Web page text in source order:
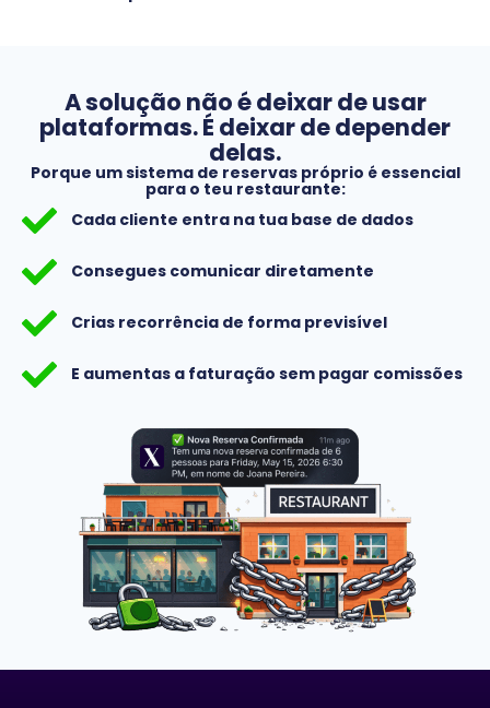
A solução não é deixar de usar
plataformas. É deixar de depender
delas.
Porque um sistema de reservas próprio é essencial
para o teu restaurante:
Cada cliente entra na tua base de dados
Consegues comunicar diretamente
Crias recorrência de forma previsível
E aumentas a faturação sem pagar comissões